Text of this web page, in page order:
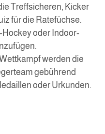
Treffsicheren, Kicker
für die Ratefüchse.
oder Indoor-
werden die
gebührend
oder Urkunden.